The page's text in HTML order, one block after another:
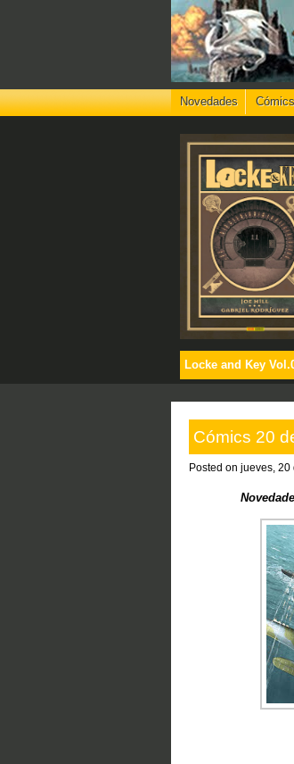
Novedades Cómics
Locke and Key
Cómics 20
Posted on jueves,